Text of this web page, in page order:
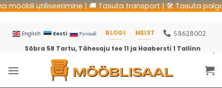
English Eesti Русский BLOGI MEIST 58628002
Sõbra 58 Tartu, Tähesaju tee 11 ja Haabersti 1 Tallinn